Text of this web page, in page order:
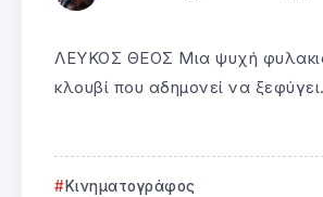
ΛΕΥΚΟΣ ΘΕΟΣ Μια ψυχή
κλουβί που αδημονεί να
Κινηματογράφος